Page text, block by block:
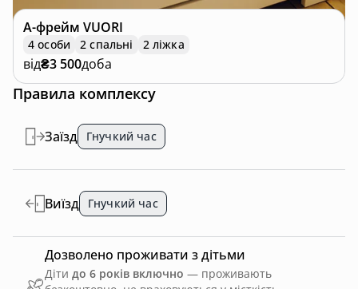
А-фрейм VUORI
4 особи 2 спальні 2 ліжка
від₴3 500доба
Правила комплексу
Заїзд Гнучкий час
Виїзд Гнучкий час
Дозволено проживати з дітьми
Діти до 6 років включно — проживають